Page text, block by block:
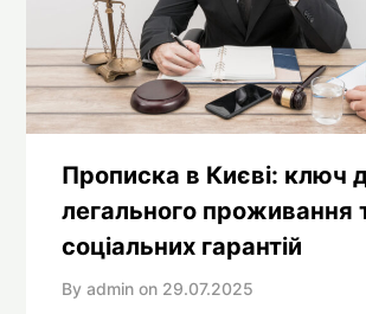
Прописка в Києві: ключ
легального проживання
соціальних гарантій
By admin on 29.07.2025